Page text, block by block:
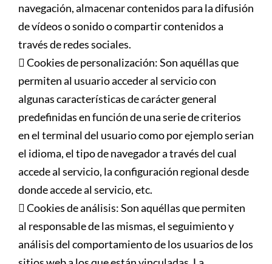
navegación, almacenar contenidos para la difusión
de vídeos o sonido o compartir contenidos a
través de redes sociales.
 Cookies de personalización: Son aquéllas que
permiten al usuario acceder al servicio con
algunas características de carácter general
predefinidas en función de una serie de criterios
en el terminal del usuario como por ejemplo serian
el idioma, el tipo de navegador a través del cual
accede al servicio, la configuración regional desde
donde accede al servicio, etc.
 Cookies de análisis: Son aquéllas que permiten
al responsable de las mismas, el seguimiento y
análisis del comportamiento de los usuarios de los